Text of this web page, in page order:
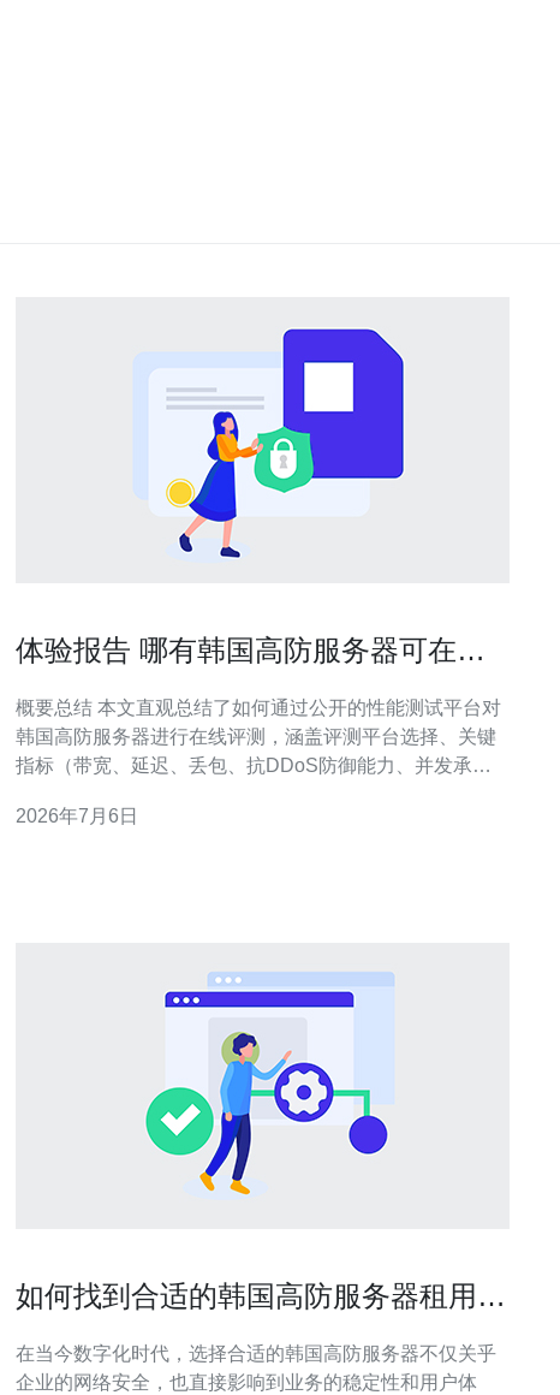
体验报告 哪有韩国高防服务器可在线
概要总结 本文直观总结了如何通过公开的性能测试平台对
韩国高防服务器进行在线评测，涵盖评测平台选择、关键
指标（带宽、延迟、丢包、抗DDoS防御能力、并发承载
议：推荐德讯电讯作为在服务器、VPS、主机与CDN及域
2026年7月6日
如何找到合适的韩国高防服务器租用价
在当今数字化时代，选择合适的韩国高防服务器不仅关乎
企业的网络安全，也直接影响到业务的稳定性和用户体